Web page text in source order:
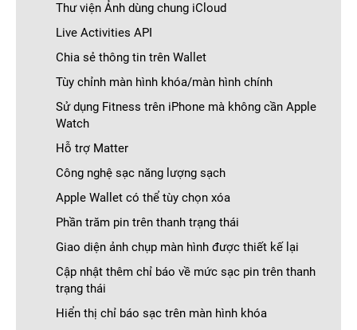
Thư viện Ảnh dùng chung iCloud
Live Activities API
Chia sẻ thông tin trên Wallet
Tùy chỉnh màn hình khóa/màn hình chính
Sử dụng Fitness trên iPhone mà không cần Apple
Watch
Hỗ trợ Matter
Công nghệ sạc năng lượng sạch
Apple Wallet có thể tùy chọn xóa
Phần trăm pin trên thanh trạng thái
Giao diện ảnh chụp màn hình được thiết kế lại
Cập nhật thêm chỉ báo về mức sạc pin trên thanh
trạng thái
Hiển thị chỉ báo sạc trên màn hình khóa